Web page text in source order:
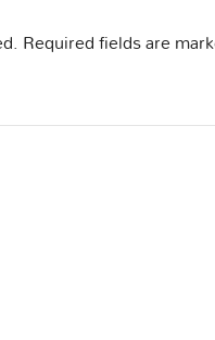
Required fields are